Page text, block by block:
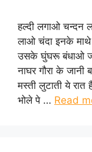
हल्दी लगाओ चन्दन
लाओ चंदा इनके
उसके घुंघरू बंधाओ
नाघर गौरा के
मस्ती लुटाती ये
भोले पे … Read